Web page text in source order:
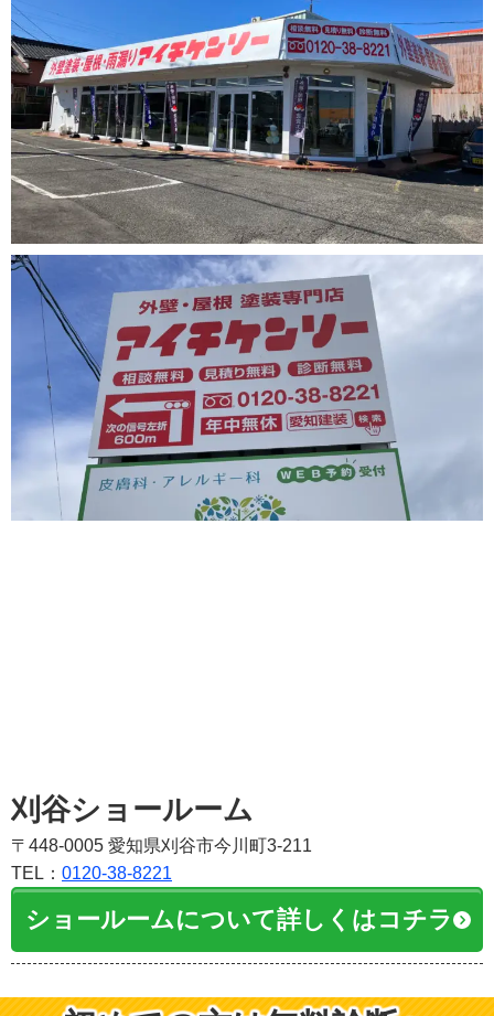
刈谷ショールーム
〒448-0005 愛知県刈谷市今川町3-211
TEL： 0120-38-8221
ショールームについて詳しくはコチラ